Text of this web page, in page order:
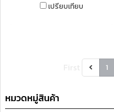
เปรียบเทียบ
1
หมวดหมู่สินค้า